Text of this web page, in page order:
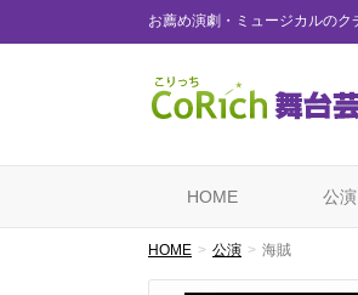
お薦め演劇・ミュージカルのク
HOME 公演
HOME 公演 海賊